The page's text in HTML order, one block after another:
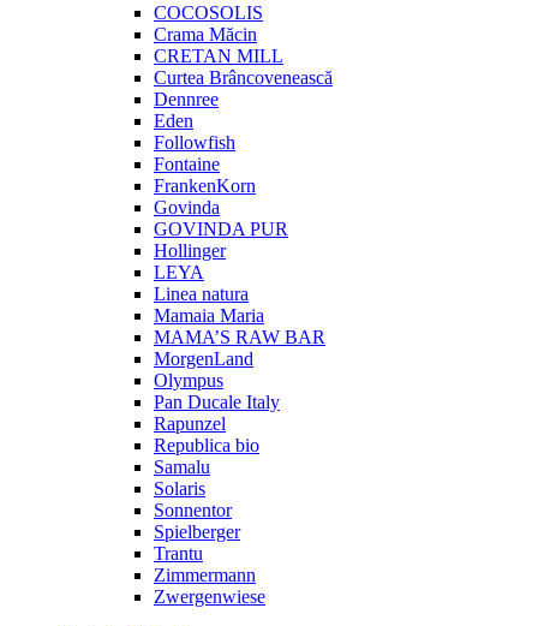
COCOSOLIS
Crama Măcin
CRETAN MILL
Curtea Brâncovenească
Dennree
Eden
Followfish
Fontaine
FrankenKorn
Govinda
GOVINDA PUR
Hollinger
LEYA
Linea natura
Mamaia Maria
MAMA’S RAW BAR
MorgenLand
Olympus
Pan Ducale Italy
Rapunzel
Republica bio
Samalu
Solaris
Sonnentor
Spielberger
Trantu
Zimmermann
Zwergenwiese